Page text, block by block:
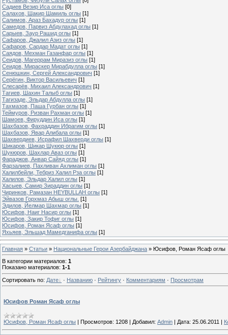
Садиев Везир Иса оглы [0]
Салахов, Шакир Шамиль оглы [1]
Салимов, Араз Бахадур оглы [1]
Самедов, Парвиз Абдулахад оглы [1]
Сарыев, Заур Рашид оглы [1]
Сафаров, Джалил Азиз оглы [1]
Сафаров, Сардар Мадат оглы [1]
Саядов, Мехман Газанфар оглы [1]
Сеидов, Магеррам Миразиз оглы [1]
Сеидов, Мираскер Мирабдулла оглы [1]
Сенюшкин, Сергей Александрович [1]
Серёгин, Виктор Васильевич [1]
Слесарёв, Михаил Александрович [1]
Тагиев, Шахин Талыб оглы [1]
Тагизаде, Эльдар Абдулла оглы [1]
Тахмазов, Паша Гурбан оглы [1]
Теймуров, Ризван Рахман оглы [1]
Шамоев, Фируддин Иса оглы [1]
Шахбазов, Фахраддин Ибрагим оглы [1]
Шахбазов, Явар Алибала оглы [1]
Шахвердиев, Исрафил Шахверди оглы [1]
Шикаров, Шикар Шукюр оглы [1]
Шукюров, Шахлар Аваз оглы [1]
Фараджов, Анвар Cайяд оглы [1]
Фарзалиев, Пахливан Ахлиман оглы [1]
Халилбейли, Тебриз Халил Рза оглы [1]
Халилов, Эльдар Халил оглы [1]
Хасыев, Самир Зираддин оглы [1]
Чиринков, Рамазан HEYBULLAH оглы [1]
Эйвазов Горхмаз Абыш оглы. [1]
Эдилов, Йелмар Шахмар оглы [1]
Юсифов, Наиг Насир оглы [1]
Юсифов, Закир Тофиг оглы [1]
Юсифов, Роман Ясаф оглы [1]
Яхьяев, Эльшад Мамедганифа оглы [1]
Главная » Статьи » Национальные Герои Азербайджана » Юсифов, Роман Ясаф оглы
В категории материалов: 1
Показано материалов: 1-1
Сортировать по: Дате · Названию · Рейтингу · Комментариям · Просмотрам
Юсифов Роман Ясаф оглы
Юсифов, Роман Ясаф оглы Просмотров: 1208 Добавил: Admin Дата: 25.06.2011